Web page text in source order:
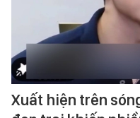
Xuất hiện trên